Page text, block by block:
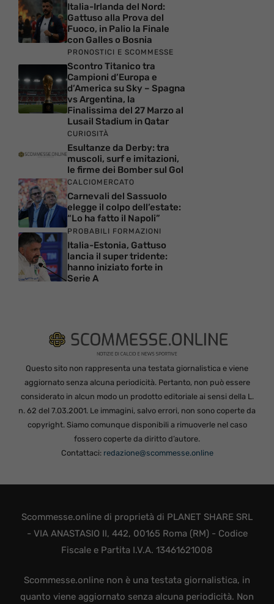
Italia-Irlanda del Nord:
Gattuso alla Prova del
Fuoco, in Palio la Finale
con Galles o Bosnia
PRONOSTICI E SCOMMESSE
Scontro Titanico tra
Campioni d’Europa e
d’America su Sky – Spagna
vs Argentina, la
Finalissima del 27 Marzo al
Lusail Stadium in Qatar
CURIOSITÀ
Esultanze da Derby: tra
muscoli, surf e imitazioni,
le firme dei Bomber sul Gol
CALCIOMERCATO
Carnevali del Sassuolo
elegge il colpo dell’estate:
“Lo ha fatto il Napoli”
PROBABILI FORMAZIONI
Italia-Estonia, Gattuso
lancia il super tridente:
hanno iniziato forte in
Serie A
Questo sito non rappresenta una testata giornalistica e viene
aggiornato senza alcuna periodicità. Pertanto, non può essere
considerato in alcun modo un prodotto editoriale ai sensi della L.
n. 62 del 7.03.2001. Le immagini, salvo errori, non sono coperte da
copyright. Siamo comunque disponibili a rimuoverle nel caso
fossero coperte da diritto d’autore.
Contattaci: redazione@scommesse.online
Scommesse.online di proprietà di PLANET SHARE SRL
- VIA ANASTASIO II, 442, 00165 Roma (RM) - Codice
Fiscale e Partita I.V.A. 13461621008
Scommesse.online non è una testata giornalistica, in
quanto viene aggiornato senza alcuna periodicità. Non